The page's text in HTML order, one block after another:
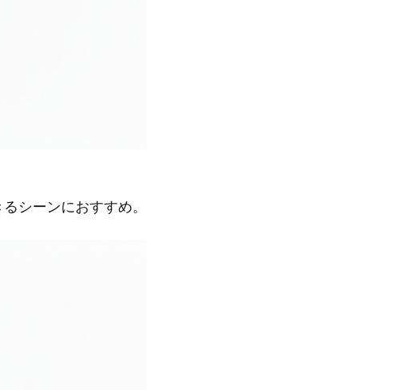
シーンにおすすめ。